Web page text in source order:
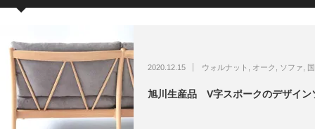
2020.12.15 ウォルナット オーク ソファ
旭川生産品 V字スポークのデザイ